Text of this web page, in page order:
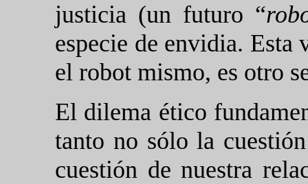
justicia (un futuro “
especie de envidia. Esta
el robot mismo, es otro
El dilema ético
tanto no sólo la
cuestión de nuestra